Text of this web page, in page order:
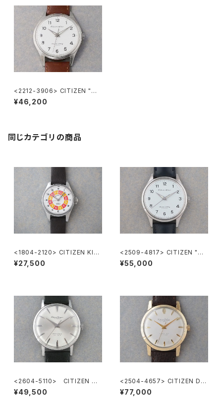
<2212-3906> CITIZEN "国
鉄" Homer
¥46,200
同じカテゴリの商品
<1804-2120> CITIZEN KIN
DERTIME
¥27,500
<2509-4817> CITIZEN "熊
鉄" Homer
¥55,000
<2604-5110> CITIZEN Ho
mer
¥49,500
<2504-4657> CITIZEN DE
LUXE
¥77,000